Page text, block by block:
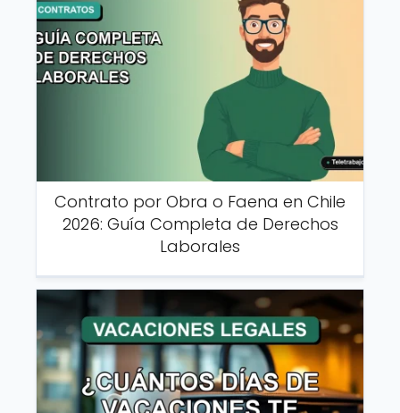
Contrato por Obra o Faena en Chile
2026: Guía Completa de Derechos
Laborales